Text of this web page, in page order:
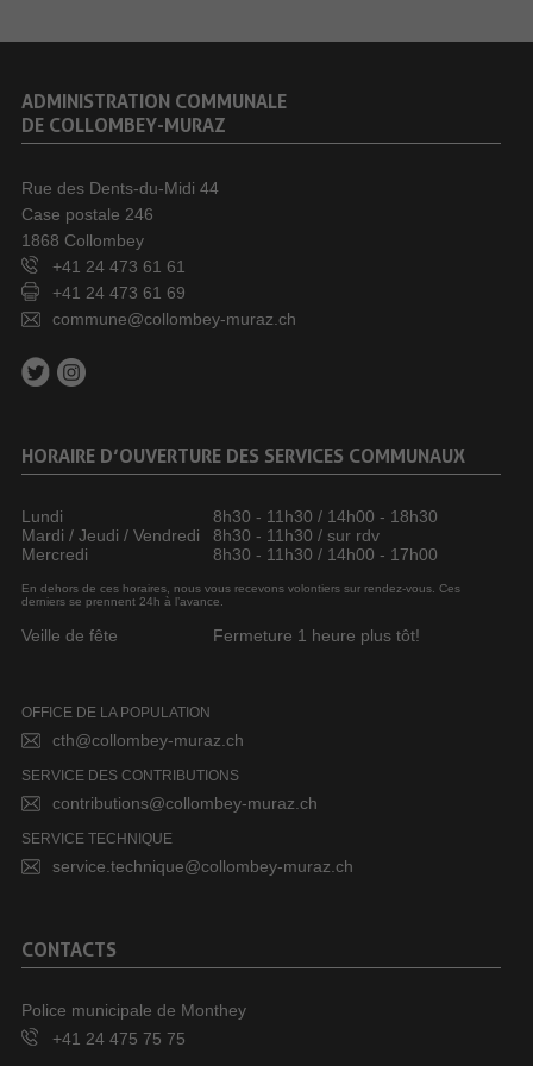
ADMINISTRATION COMMUNALE
DE COLLOMBEY-MURAZ
Rue des Dents-du-Midi 44
Case postale 246
1868 Collombey
+41 24 473 61 61
+41 24 473 61 69
commune@collombey-muraz.ch
HORAIRE D’OUVERTURE DES SERVICES COMMUNAUX
Lundi
8h30 - 11h30 / 14h00 - 18h30
Mardi / Jeudi / Vendredi
8h30 - 11h30 / sur rdv
Mercredi
8h30 - 11h30 / 14h00 - 17h00
En dehors de ces horaires, nous vous recevons volontiers sur rendez-vous. Ces
derniers se prennent 24h à l’avance.
Veille de fête Fermeture 1 heure plus tôt!
OFFICE DE LA POPULATION
cth@collombey-muraz.ch
SERVICE DES CONTRIBUTIONS
contributions@collombey-muraz.ch
SERVICE TECHNIQUE
service.technique@collombey-muraz.ch
CONTACTS
Police municipale de Monthey
+41 24 475 75 75